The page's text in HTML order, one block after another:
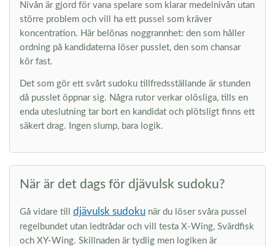
Nivån är gjord för vana spelare som klarar medelnivån utan
större problem och vill ha ett pussel som kräver
koncentration. Här belönas noggrannhet: den som håller
ordning på kandidaterna löser pusslet, den som chansar
kör fast.
Det som gör ett svårt sudoku tillfredsställande är stunden
då pusslet öppnar sig. Några rutor verkar olösliga, tills en
enda uteslutning tar bort en kandidat och plötsligt finns ett
säkert drag. Ingen slump, bara logik.
När är det dags för djävulsk sudoku?
Gå vidare till djävulsk sudoku när du löser svåra pussel
regelbundet utan ledtrådar och vill testa X-Wing, Svärdfisk
och XY-Wing. Skillnaden är tydlig men logiken är